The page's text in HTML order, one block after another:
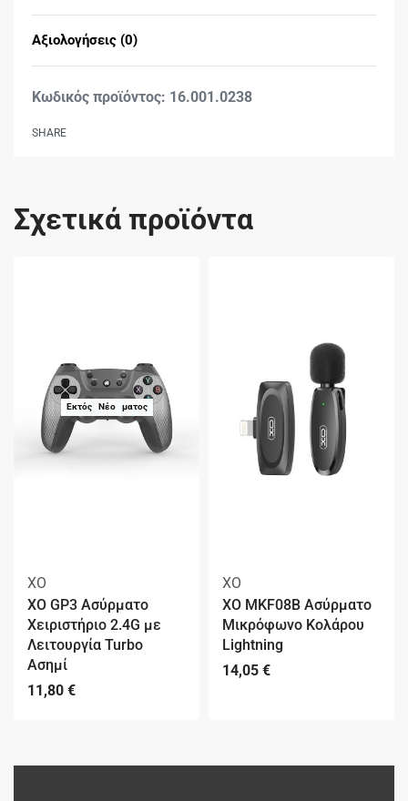
Αξιολογήσεις (0)
16.001.0238
SHARE
Σχετικά προϊόντα
Εκτός Αποθέματος
Νέο
XO
XO GP3 Ασύρματο
Χειριστήριο 2.4G με
Λειτουργία Turbo
Ασημί
11,80 €
XO
XO MKF08B Ασύρματο
Μικρόφωνο Κολάρου
Lightning
14,05 €